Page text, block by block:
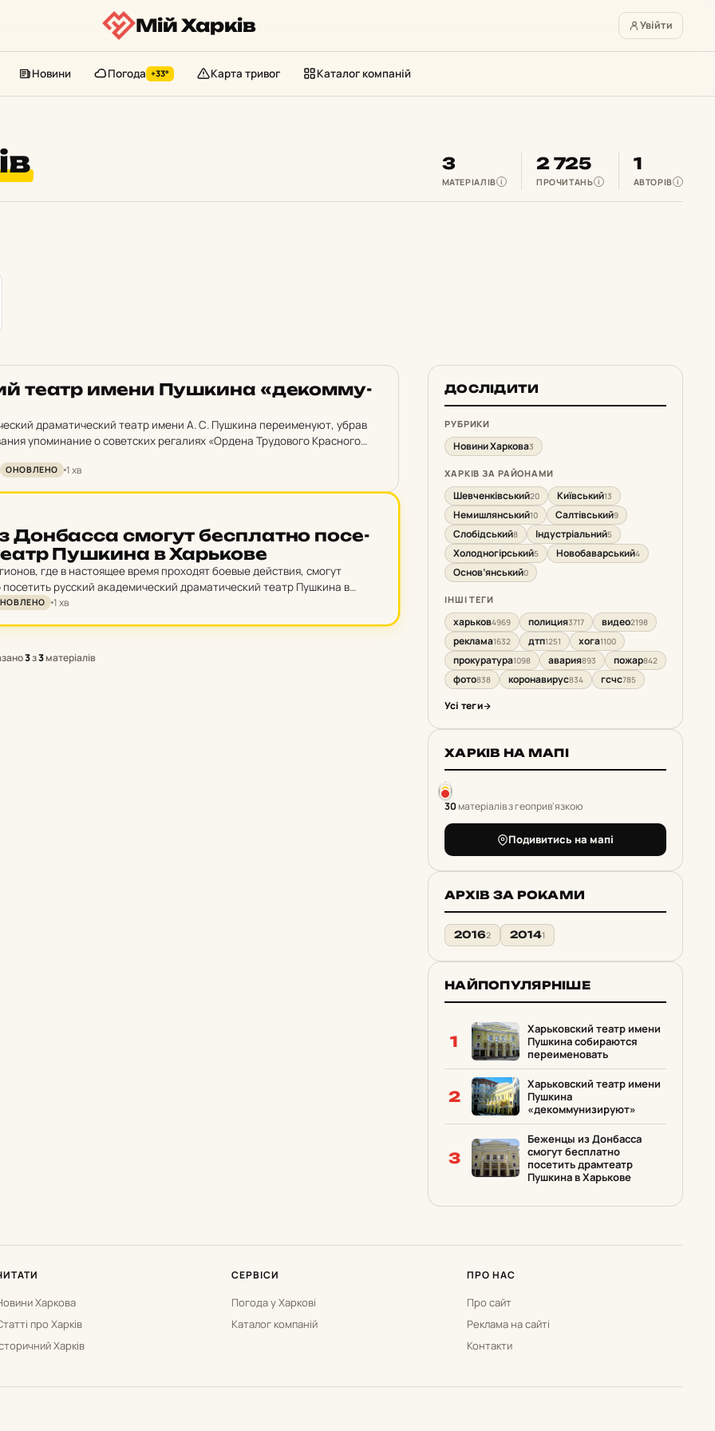
Мій Харків Увійти
Новини Погода +33° Карта тривог Каталог компаній
3
МАТЕРІАЛІВ i
2 725
ПРОЧИТАНЬ i
1
АВТОРІВ i
театр имени Пуш­ки­на «де­ком­му­
драматический театр имени А. С. Пушкина переименуют, убрав
упоминание о советских регалиях «Ордена Трудового Красного
в…
ОНОВЛЕНО 1 хв
Дон­бас­са смогут бес­плат­но по­се­
Пуш­ки­на в Харь­ко­ве
где в настоящее время проходят боевые действия, смогут
русский академический драматический театр Пушкина в
понадобиться паспорт. Смотрите также все…
1 хв
3з3матеріалів
ДОСЛІДИТИ
РУБРИКИ
Новини Харкова3
ХАРКІВ ЗА РАЙОНАМИ
Шевченківський20 Київський13
Немишлянський10 Салтівський9
Слобідський8 Індустріальний5
Холодногірський5 Новобаварський4
Основ’янський0
ІНШІ ТЕГИ
харьков4969 полиция3717 видео2198
реклама1632 дтп1251 хога1100
прокуратура1098 авария893 пожар842
фото838 коронавирус834 гсчс785
Усі теги
ХАРКІВ НА МАПІ
30матеріалів з геоприв'язкою
Подивитись на мапі
АРХІВ ЗА РОКАМИ
20162 20141
НАЙПОПУЛЯРНІШЕ
1
Харьковский театр имени
Пушкина собираются
переименовать
2
Харьковский театр имени
Пушкина
«декоммунизируют»
3
Беженцы из Донбасса
смогут бесплатно
посетить драмтеатр
Пушкина в Харькове
Харкова
про Харків
Харків
СЕРВІСИ
Погода у Харкові
Каталог компаній
ПРО НАС
Про сайт
Реклама на сайті
Контакти